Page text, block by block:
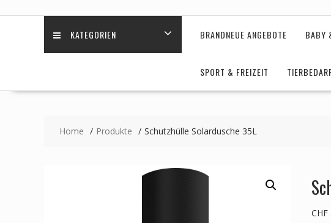
KATEGORIEN BRANDNEUE ANGEBOTE BABY
SPORT & FREIZEIT
Home Produkte Schutzhülle Solardusche 35L
CHF